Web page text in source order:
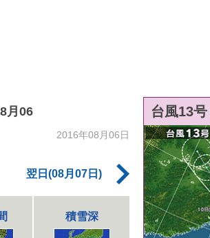
月06
2016年08月06日
翌日(08月07日)
積雪深
台風13号